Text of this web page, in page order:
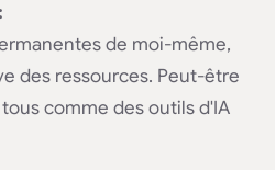
de moi-même,
des ressources. Peut-être
comme des outils d'IA